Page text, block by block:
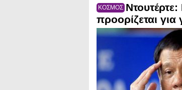
ΚΟΣΜΟΣ
προορίζεται για